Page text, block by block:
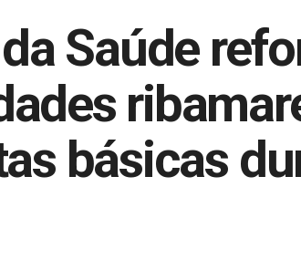
Saúde
básicas